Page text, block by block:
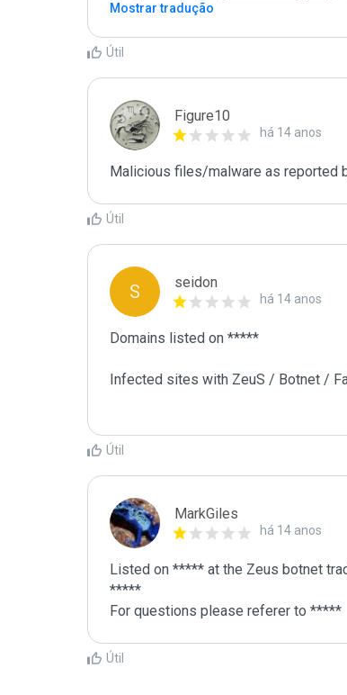
Mostrar tradução
Útil
Figure10
há 14 anos
Malicious files/malware as reported
Útil
S seidon
há 14 anos
Domains listed on *****
Infected sites with ZeuS / Botnet /
Útil
MarkGiles
há 14 anos
Listed on ***** at the Zeus botnet
*****
For questions please referer to *****
Útil